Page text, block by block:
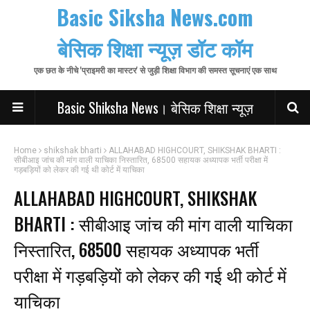
Basic Siksha News.com
बेसिक शिक्षा न्यूज़ डॉट कॉम
एक छत के नीचे 'प्राइमरी का मास्टर' से जुड़ी शिक्षा विभाग की समस्त सूचनाएं एक साथ
Basic Shiksha News। बेसिक शिक्षा न्यूज़
Home shikshak bharti
ALLAHABAD HIGHCOURT, SHIKSHAK BHARTI :
सीबीआइ जांच की मांग वाली याचिका निस्तारित, 68500 सहायक अध्यापक भर्ती परीक्षा में
गड़बड़ियों को लेकर की गई थी कोर्ट में याचिका
ALLAHABAD HIGHCOURT, SHIKSHAK
BHARTI : सीबीआइ जांच की मांग वाली याचिका
निस्तारित, 68500 सहायक अध्यापक भर्ती
परीक्षा में गड़बड़ियों को लेकर की गई थी कोर्ट में
याचिका